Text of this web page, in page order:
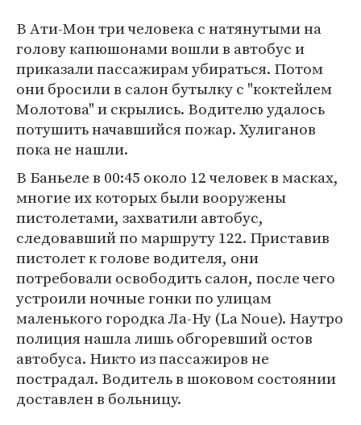
В Ати-Мон три человека с натянутыми на
голову капюшонами вошли в автобус и
приказали пассажирам убираться. Потом
они бросили в салон бутылку с "коктейлем
Молотова" и скрылись. Водителю удалось
потушить начавшийся пожар. Хулиганов
пока не нашли.
В Баньеле в 00:45 около 12 человек в масках,
многие их которых были вооружены
пистолетами, захватили автобус,
следовавший по маршруту 122. Приставив
пистолет к голове водителя, они
потребовали освободить салон, после чего
устроили ночные гонки по улицам
маленького городка Ла-Ну (La Noue). Наутро
полиция нашла лишь обгоревший остов
автобуса. Никто из пассажиров не
пострадал. Водитель в шоковом состоянии
доставлен в больницу.